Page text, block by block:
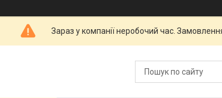
Зараз у компанії неробочий час.